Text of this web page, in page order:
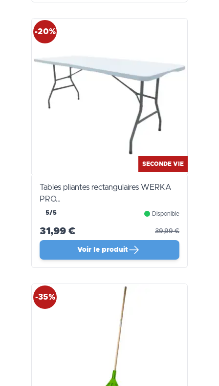
-20%
SECONDE VIE
Tables pliantes rectangulaires WERKA
PRO…
5/5 Disponible
31,99 € 39,99 €
Voir le produit
-35%